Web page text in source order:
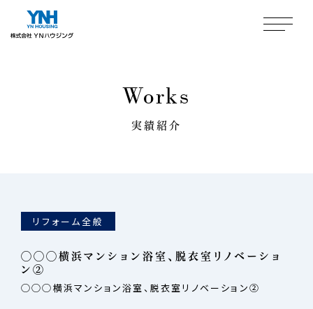
Works
実績紹介
リフォーム全般
◯◯◯横浜マンション浴室、脱衣室リノベーショ
ン②
◯◯◯横浜マンション浴室、脱衣室リノベーション②